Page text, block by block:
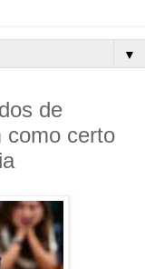
▼
de
como certo